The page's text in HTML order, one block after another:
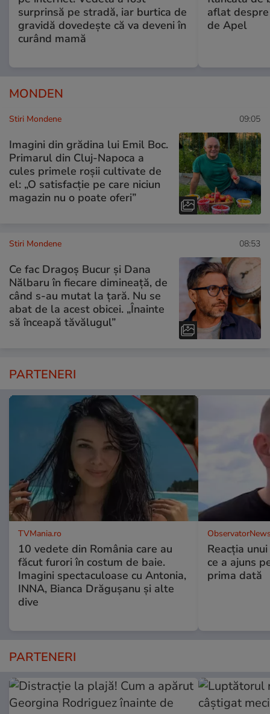
surprinsă pe stradă, iar burtica de
gravidă dovedește că va deveni în
curând mamă
aflat
de Apel
MONDEN
Stiri Mondene 09:05
Imagini din grădina lui Emil Boc.
Primarul din Cluj-Napoca a
cules primele roșii cultivate de
el: „O satisfacție pe care niciun
magazin nu o poate oferi”
Stiri Mondene 08:53
Ce fac Dragoș Bucur și Dana
Nălbaru în fiecare dimineață, de
când s-au mutat la țară. Nu se
abat de la acest obicei. „Înainte
să înceapă tăvălugul”
PARTENERI
TVMania.ro
10 vedete din România care au
făcut furori în costum de baie.
Imagini spectaculoase cu Antonia,
INNA, Bianca Drăgușanu și alte
dive
Reacția
ce a ajuns
prima dată
PARTENERI